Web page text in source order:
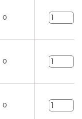
0
0
0